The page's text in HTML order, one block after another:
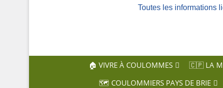
l
Toutes les informations
🏠 VIVRE À COULOMMES 🇨🇵 LA
🗺️ COULOMMIERS PAYS DE BRIE